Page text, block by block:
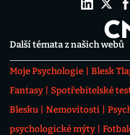
Další témata z našich webů
Moje Psychologie Blesk
Fantasy
Spotřebitelské
Blesku
Nemovitosti
psychologické mýty